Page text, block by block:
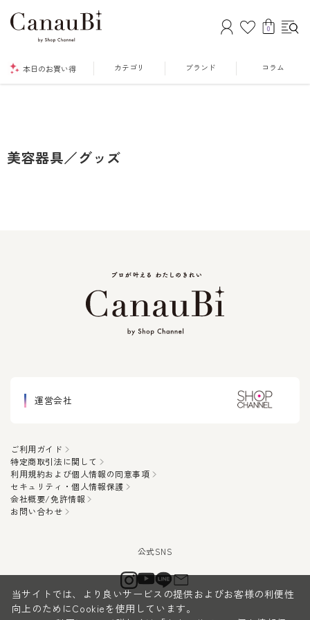
0
本日のお買い得 カテゴリ ブランド コラム
美容器具／グッズ
運営会社
ご利用ガイド
特定商取引法に関して
利用規約および個人情報の同意事項
セキュリティ・個人情報保護
会社概要/免許情報
お問い合わせ
当サイトでは、より良いサービスの提供およびお客様の利便性
向上のためにCookieを使用しています。